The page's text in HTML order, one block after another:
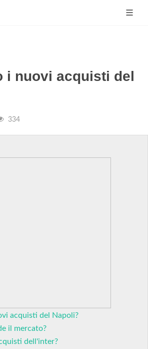
i nuovi acquisti del
334
acquisti del Napoli?
il mercato?
dell'inter?